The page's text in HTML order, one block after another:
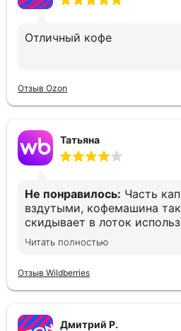
Отличный кофе
Отзыв Ozon
Татьяна
Не понравилось: Часть
вздутыми, кофемашина
скидывает в лоток
остаёшься без кофе.
Читать полностью
Отзыв Wildberries
Дмитрий Р.